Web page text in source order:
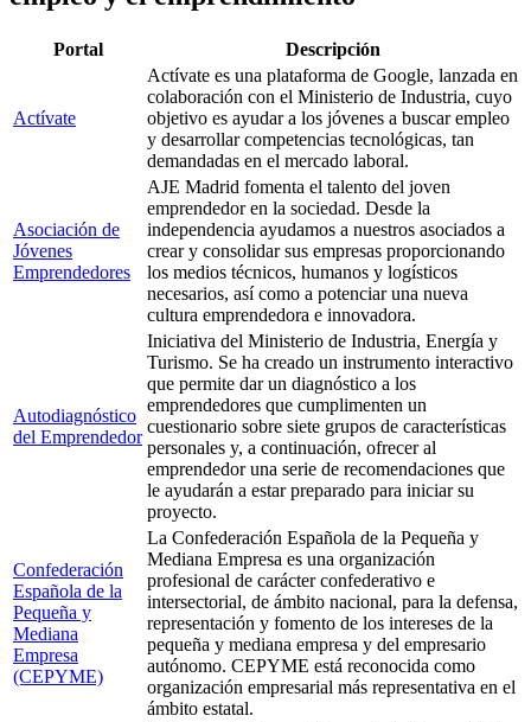
Portal Descripción
Actívate
Actívate es una plataforma de Google, lanzada en
colaboración con el Ministerio de Industria, cuyo
objetivo es ayudar a los jóvenes a buscar empleo
y desarrollar competencias tecnológicas, tan
demandadas en el mercado laboral.
Asociación de
Jóvenes
Emprendedores
AJE Madrid fomenta el talento del joven
emprendedor en la sociedad. Desde la
independencia ayudamos a nuestros asociados a
crear y consolidar sus empresas proporcionando
los medios técnicos, humanos y logísticos
necesarios, así como a potenciar una nueva
cultura emprendedora e innovadora.
Autodiagnóstico
del Emprendedor
Iniciativa del Ministerio de Industria, Energía y
Turismo. Se ha creado un instrumento interactivo
que permite dar un diagnóstico a los
emprendedores que cumplimenten un
cuestionario sobre siete grupos de características
personales y, a continuación, ofrecer al
emprendedor una serie de recomendaciones que
le ayudarán a estar preparado para iniciar su
proyecto.
Confederación
Española de la
Pequeña y
Mediana
Empresa
(CEPYME)
La Confederación Española de la Pequeña y
Mediana Empresa es una organización
profesional de carácter confederativo e
intersectorial, de ámbito nacional, para la defensa,
representación y fomento de los intereses de la
pequeña y mediana empresa y del empresario
autónomo. CEPYME está reconocida como
organización empresarial más representativa en el
ámbito estatal.